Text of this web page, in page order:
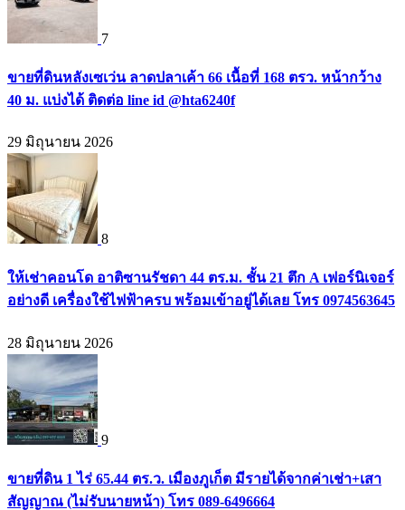
7
ขายที่ดินหลังเซเว่น ลาดปลาเค้า 66 เนื้อที่ 168 ตรว. หน้ากว้าง
40 ม. แบ่งได้ ติดต่อ line id @hta6240f
29 มิถุนายน 2026
8
ให้เช่าคอนโด อาติซานรัชดา 44 ตร.ม. ชั้น 21 ตึก A เฟอร์นิเจอร์
อย่างดี เครื่องใช้ไฟฟ้าครบ พร้อมเข้าอยู่ได้เลย โทร 0974563645
28 มิถุนายน 2026
9
ขายที่ดิน 1 ไร่ 65.44 ตร.ว. เมืองภูเก็ต มีรายได้จากค่าเช่า+เสา
สัญญาณ (ไม่รับนายหน้า) โทร 089-6496664